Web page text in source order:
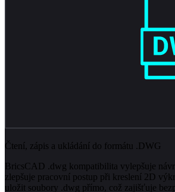
Čtení, zápis a ukládání do formátu .DWG
BricsCAD .dwg kompatibilita vylepšuje
zlepšuje pracovní postup při kreslení 2D
uložit soubory .dwg přímo, což zajišťuje